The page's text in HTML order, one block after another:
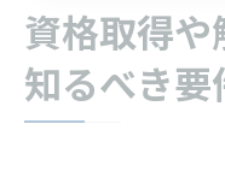
資格取得
知るべき要
お問